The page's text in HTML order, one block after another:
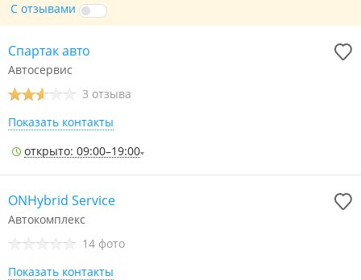
С отзывами
Спартак авто
Автосервис
3 отзыва
Показать контакты
открыто: 09:00–19:00
ONHybrid Service
Автокомплекс
14 фото
Показать контакты